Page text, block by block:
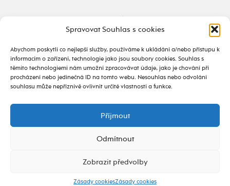
Spravovat Souhlas s cookies
Abychom poskytli co nejlepší služby, používáme k ukládání a/nebo přístupu k
informacím o zařízení, technologie jako jsou soubory cookies. Souhlas s
těmito technologiemi nám umožní zpracovávat údaje, jako je chování při
procházení nebo jedinečná ID na tomto webu. Nesouhlas nebo odvolání
souhlasu může nepříznivě ovlivnit určité vlastnosti a funkce.
Příjmout
Odmítnout
Zobrazit předvolby
Zásady cookiesZásady cookies
Tady to taky žije
alive.osu.cz- ISSN 2695-0022
design od